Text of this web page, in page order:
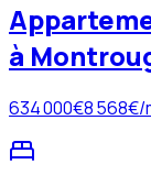
à
634 000€8 568€/